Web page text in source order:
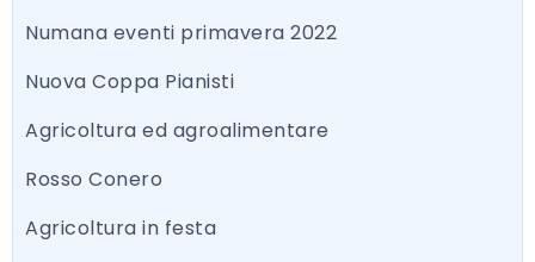
Numana eventi primavera 2022
Nuova Coppa Pianisti
Agricoltura ed agroalimentare
Rosso Conero
Agricoltura in festa